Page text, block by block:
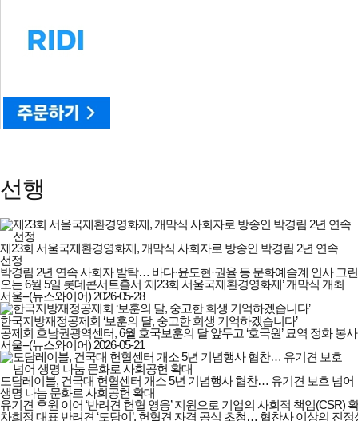
선행
제23회 서울국제환경영화제, 개막식 사회자로 방송인 박경림 2년 연속
선정
박경림 2년 연속 사회자 발탁… 바다·윤도현·권율 등 문화예술계 인사 그
오는 6월 5일 롯데콘서트홀서 ‘제23회 서울국제환경영화제’ 개막식 개최
서울--(뉴스와이어) 2026-05-28
한국지방재정공제회 ‘보훈의 달, 숭고한 희생 기억하겠습니다’
공제회 호남권광역센터, 6월 호국보훈의 달 앞두고 ‘호국원’ 묘역 정화 봉
서울--(뉴스와이어) 2026-05-21
도담레이블, 건국대 헌혈센터 개소 5년 기념행사 협찬… 유기견 보호 넘어
생명 나눔 문화로 사회공헌 확대
유기견 후원 이어 ‘반려견 헌혈 영웅’ 지원으로 기업의 사회적 책임(CSR)
차희정 대표 반려견 ‘도담이’, 헌혈견 자격 공식 초청… 협찬사 이상의 진